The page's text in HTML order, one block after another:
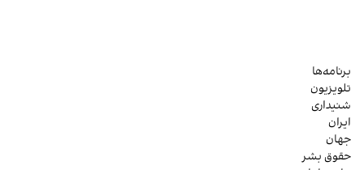
برنامه‌ها
تلویزیون
شنیداری
ایران
جهان
حقوق بشر